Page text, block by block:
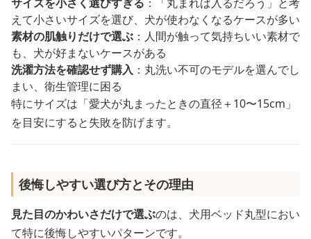
えて小さいサイズを選び、犬が使わなくなるケースが多い
素材の肌触りだけで選ぶ ：人間が触って気持ちいい素材で
も、犬が好まないケースがある
洗濯方法を確認せず購入 ：丸洗い不可のモデルを選んでし
まい、衛生管理に困る
特にサイズは「愛犬が丸まったときの直径＋10〜15cm」
を目安にすると失敗を防げます。
後悔しやすい選び方とその理由
見た目のかわいさだけで選ぶのは、犬用ベッド丸型におい
て特に後悔しやすいパターンです。